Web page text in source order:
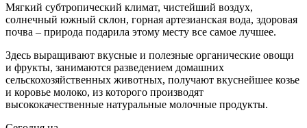
Мягкий субтропический климат, чистейший воздух,
солнечный южный склон, горная артезианская вода, здоровая
почва – природа подарила этому месту все самое лучшее.
Здесь выращивают вкусные и полезные органические овощи
и фрукты, занимаются разведением домашних
сельскохозяйственных животных, получают вкуснейшее козье
и коровье молоко, из которого производят
высококачественные натуральные молочные продукты.